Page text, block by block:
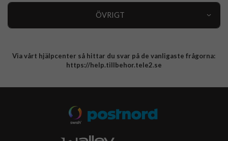
ÖVRIGT
Integritetspolicy
Via vårt hjälpcenter så hittar du svar på de vanligaste frågorna:
https://help.tillbehor.tele2.se